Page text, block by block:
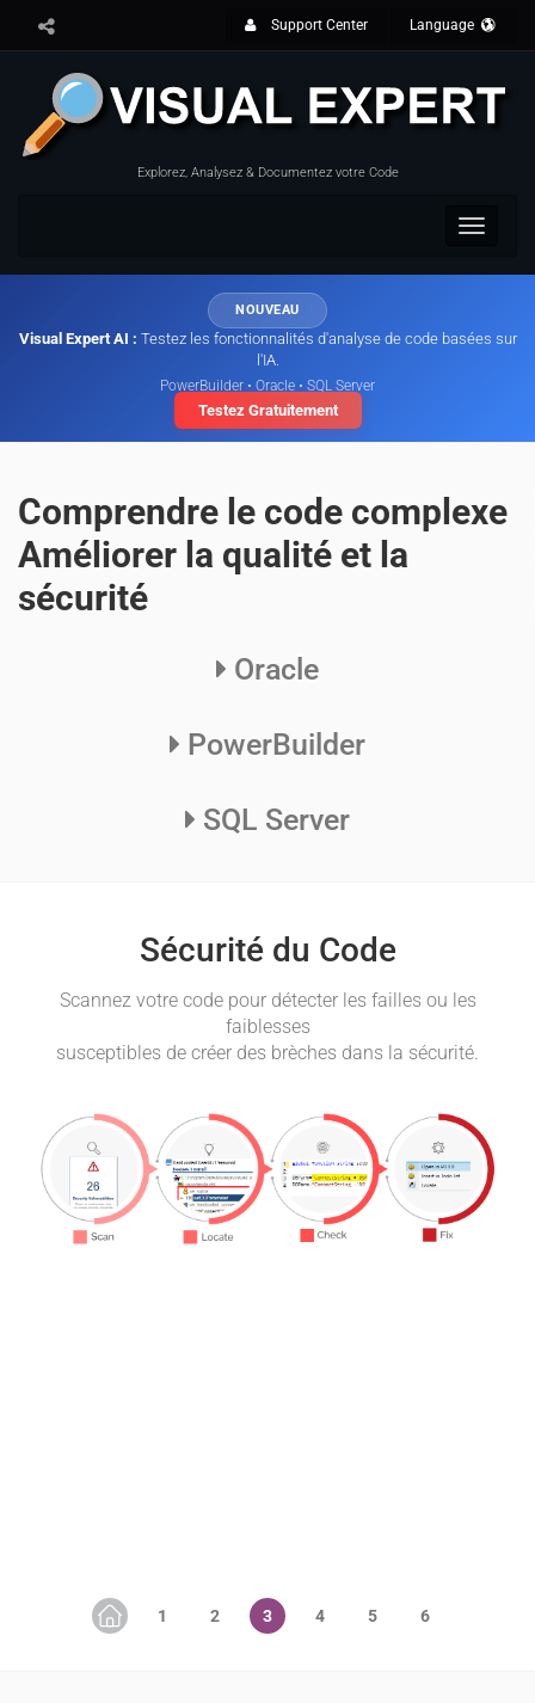
Support Center Language
Explorez, Analysez & Documentez votre Code
Toggle
NOUVEAU
Visual Expert AI : Testez les fonctionnalités d'analyse de code basées sur
l'IA.
PowerBuilder • Oracle • SQL Server
Testez Gratuitement
Comprendre le code complexe
Améliorer la qualité et la
sécurité
Oracle
PowerBuilder
SQL Server
Sécurité du Code
Scannez votre code pour détecter les failles ou les
faiblesses
susceptibles de créer des brèches dans la sécurité.